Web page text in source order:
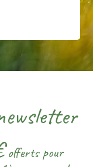
offerts pour